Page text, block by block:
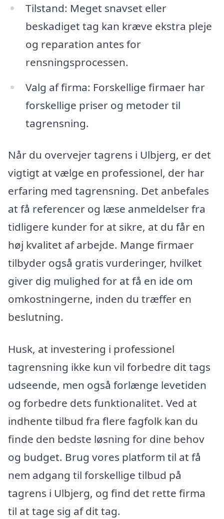
Tilstand: Meget snavset eller
beskadiget tag kan kræve ekstra pleje
og reparation antes for
rensningsprocessen.
Valg af firma: Forskellige firmaer har
forskellige priser og metoder til
tagrensning.
Når du overvejer tagrens i Ulbjerg, er det
vigtigt at vælge en professionel, der har
erfaring med tagrensning. Det anbefales
at få referencer og læse anmeldelser fra
tidligere kunder for at sikre, at du får en
høj kvalitet af arbejde. Mange firmaer
tilbyder også gratis vurderinger, hvilket
giver dig mulighed for at få en ide om
omkostningerne, inden du træffer en
beslutning.
Husk, at investering i professionel
tagrensning ikke kun vil forbedre dit tags
udseende, men også forlænge levetiden
og forbedre dets funktionalitet. Ved at
indhente tilbud fra flere fagfolk kan du
finde den bedste løsning for dine behov
og budget. Brug vores platform til at få
nem adgang til forskellige tilbud på
tagrens i Ulbjerg, og find det rette firma
til at tage sig af dit tag.